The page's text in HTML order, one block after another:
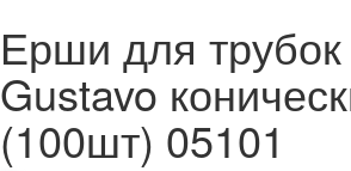
Ерши для
Gustavo
(100шт) 05101